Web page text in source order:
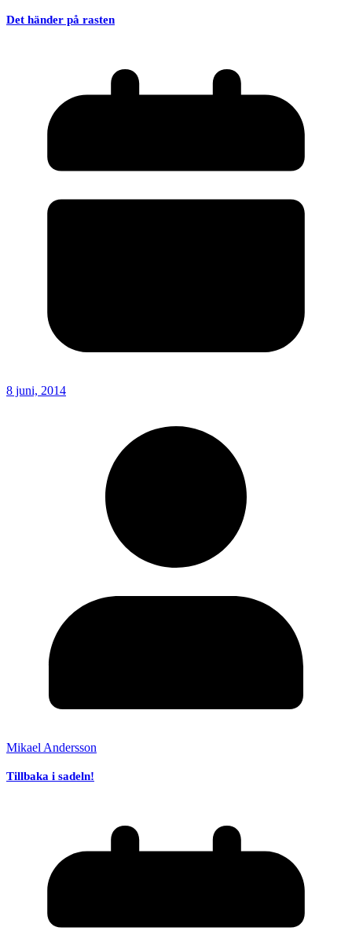
Det händer på rasten
8 juni, 2014
Mikael Andersson
Tillbaka i sadeln!